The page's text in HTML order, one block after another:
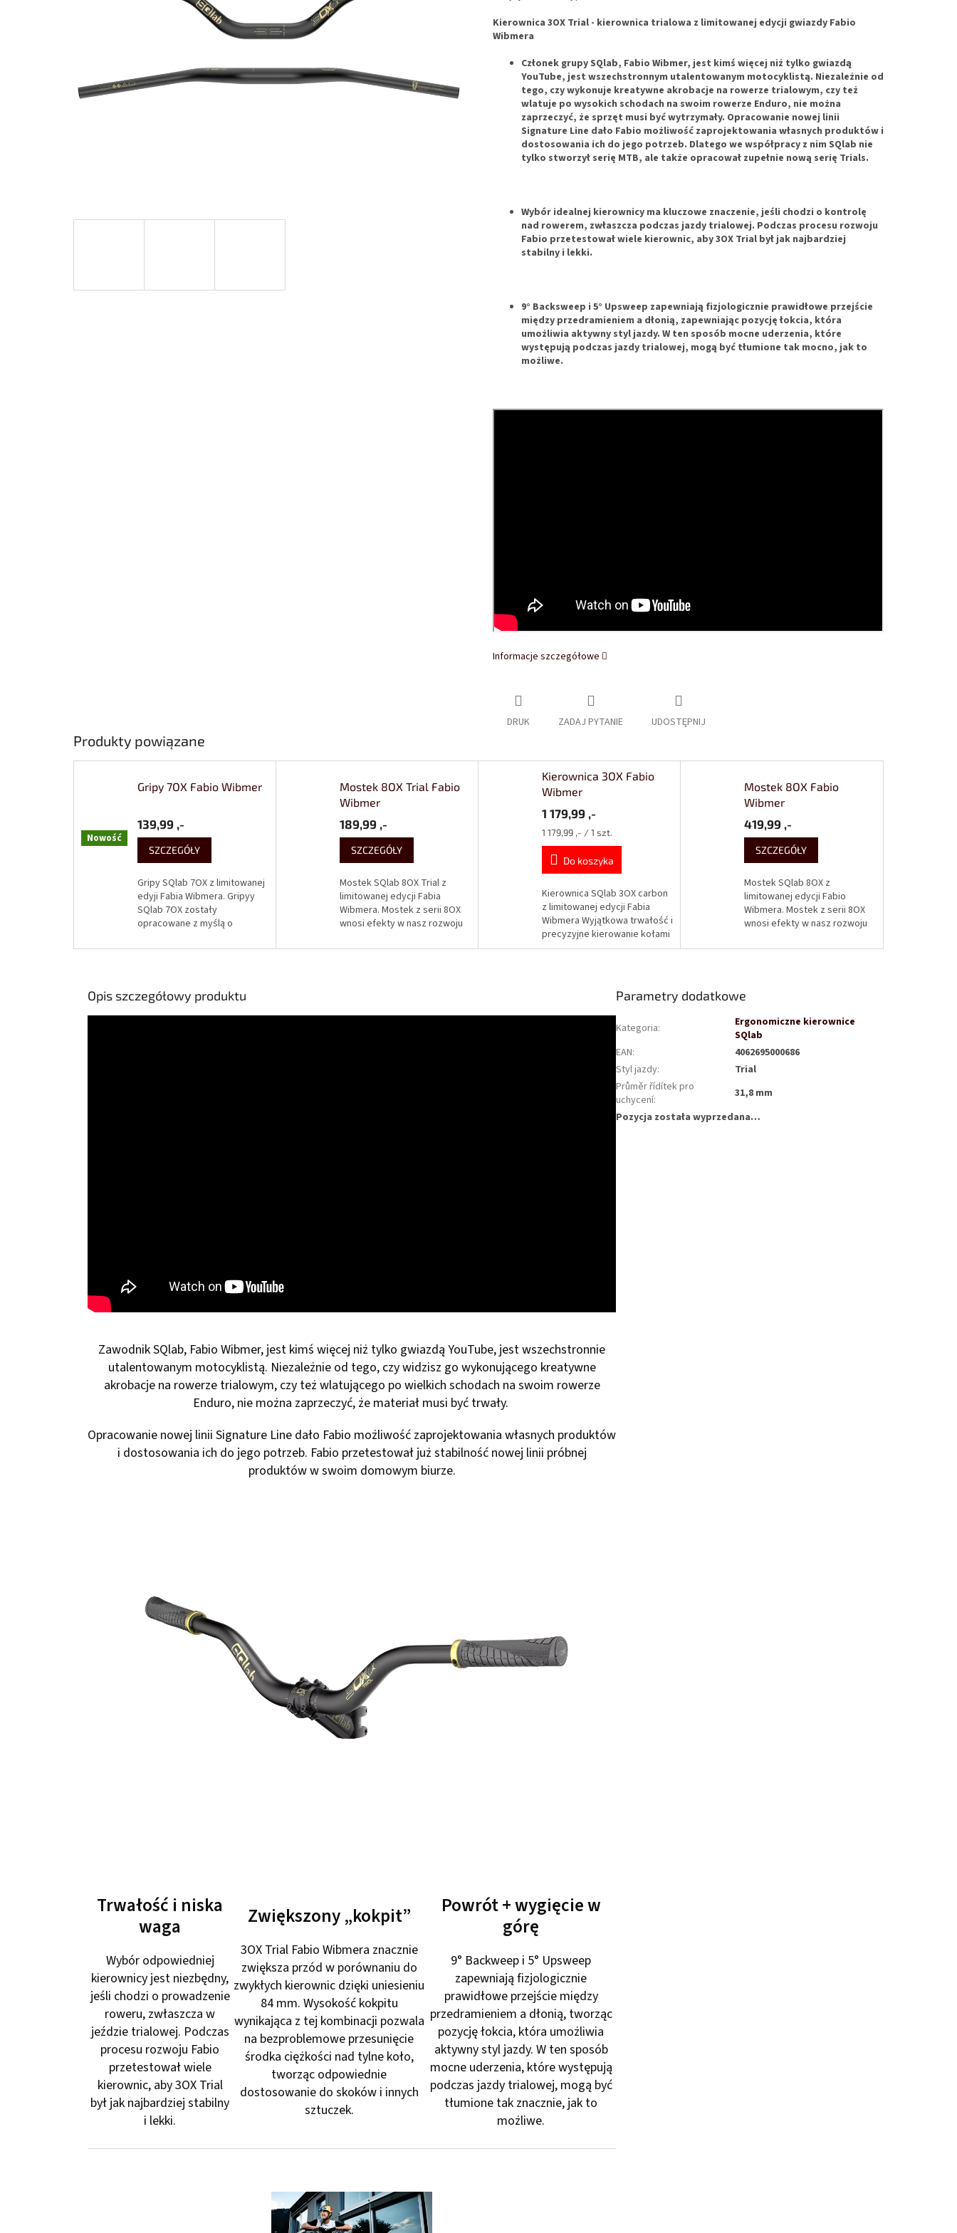
Kierownica 3OX Trial - kierownica trialowa z limitowanej edycji gwiazdy Fabio
Wibmera
Członek grupy SQlab, Fabio Wibmer, jest kimś więcej niż tylko gwiazdą
YouTube, jest wszechstronnym utalentowanym motocyklistą. Niezależnie od
tego, czy wykonuje kreatywne akrobacje na rowerze trialowym, czy też
wlatuje po wysokich schodach na swoim rowerze Enduro, nie można
zaprzeczyć, że sprzęt musi być wytrzymały. Opracowanie nowej linii
Signature Line dało Fabio możliwość zaprojektowania własnych produktów i
dostosowania ich do jego potrzeb. Dlatego we współpracy z nim SQlab nie
tylko stworzył serię MTB, ale także opracował zupełnie nową serię Trials.
Wybór idealnej kierownicy ma kluczowe znaczenie, jeśli chodzi o kontrolę
nad rowerem, zwłaszcza podczas jazdy trialowej. Podczas procesu rozwoju
Fabio przetestował wiele kierownic, aby 3OX Trial był jak najbardziej
stabilny i lekki.
9° Backsweep i 5° Upsweep zapewniają fizjologicznie prawidłowe przejście
między przedramieniem a dłonią, zapewniając pozycję łokcia, która
umożliwia aktywny styl jazdy. W ten sposób mocne uderzenia, które
występują podczas jazdy trialowej, mogą być tłumione tak mocno, jak to
możliwe.
Informacje szczegółowe
DRUK ZADAJ PYTANIE UDOSTĘPNIJ
Produkty powiązane
Nowość
Gripy 7OX Fabio Wibmer
139,99 ,-
SZCZEGÓŁY
Gripy SQlab 7OX z limitowanej
edyji Fabia Wibmera. Gripyy
SQlab 7OX zostały
opracowane z myślą o
gravity. W tych dyscyplinach
Mostek 8OX Trial Fabio
Wibmer
189,99 ,-
SZCZEGÓŁY
Mostek SQlab 8OX Trial z
limitowanej edycji Fabia
Wibmera. Mostek z serii 8OX
wnosi efekty w nasz rozwoju
lekkich stopów aluminium,
Kierownica 3OX Fabio
Wibmer
1 179,99 ,-
Cena
jednostkowa:
1 179,99 ,- / 1 szt.
Do koszyka
Kierownica SQlab 3OX carbon
z limitowanej edycji Fabia
Wibmera Wyjątkowa trwałość i
precyzyjne kierowanie kołami
to główne priorytety Fabia
Mostek 8OX Fabio
Wibmer
419,99 ,-
SZCZEGÓŁY
Mostek SQlab 8OX z
limitowanej edycji Fabio
Wibmera. Mostek z serii 8OX
wnosi efekty w nasz rozwoju
lekkich stopów aluminium,
Opis szczegółowy produktu
Zawodnik SQlab, Fabio Wibmer, jest kimś więcej niż tylko gwiazdą YouTube, jest wszechstronnie
utalentowanym motocyklistą. Niezależnie od tego, czy widzisz go wykonującego kreatywne
akrobacje na rowerze trialowym, czy też wlatującego po wielkich schodach na swoim rowerze
Enduro, nie można zaprzeczyć, że materiał musi być trwały.
Opracowanie nowej linii Signature Line dało Fabio możliwość zaprojektowania własnych produktów
i dostosowania ich do jego potrzeb. Fabio przetestował już stabilność nowej linii próbnej
produktów w swoim domowym biurze.
Trwałość i niska
waga
Wybór odpowiedniej
kierownicy jest niezbędny,
jeśli chodzi o prowadzenie
roweru, zwłaszcza w
jeździe trialowej. Podczas
procesu rozwoju Fabio
przetestował wiele
kierownic, aby 3OX Trial
był jak najbardziej stabilny
i lekki.
Zwiększony „kokpit”
3OX Trial Fabio Wibmera znacznie
zwiększa przód w porównaniu do
zwykłych kierownic dzięki uniesieniu
84 mm. Wysokość kokpitu
wynikająca z tej kombinacji pozwala
na bezproblemowe przesunięcie
środka ciężkości nad tylne koło,
tworząc odpowiednie
dostosowanie do skoków i innych
sztuczek.
Powrót + wygięcie w
górę
9° Backweep i 5° Upsweep
zapewniają fizjologicznie
prawidłowe przejście między
przedramieniem a dłonią, tworząc
pozycję łokcia, która umożliwia
aktywny styl jazdy. W ten sposób
mocne uderzenia, które występują
podczas jazdy trialowej, mogą być
tłumione tak znacznie, jak to
możliwe.
Parametry dodatkowe
Kategoria:
Ergonomiczne kierownice
SQlab
EAN:
4062695000686
Styl jazdy:
Trial
Průměr řídítek pro
uchycení:
31,8 mm
Pozycja została wyprzedana…